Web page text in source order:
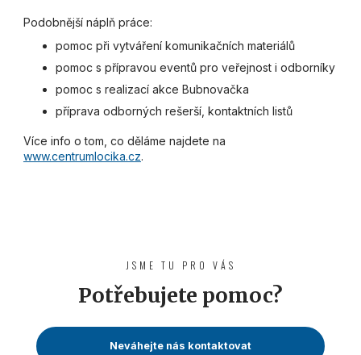
Podobnější náplň práce:
pomoc při vytváření komunikačních materiálů
pomoc s přípravou eventů pro veřejnost i odborníky
pomoc s realizací akce Bubnovačka
příprava odborných rešerší, kontaktních listů
Více info o tom, co děláme najdete na
www.centrumlocika.cz.
JSME TU PRO VÁS
Potřebujete pomoc?
Neváhejte nás kontaktovat